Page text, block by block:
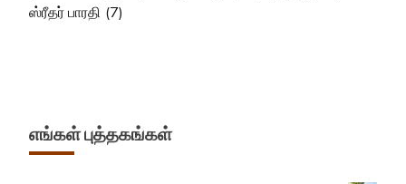
ஸ்ரீதர் பாரதி (7)
எங்கள் புத்தகங்கள்